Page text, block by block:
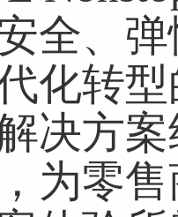
全、
化转
决方
为零